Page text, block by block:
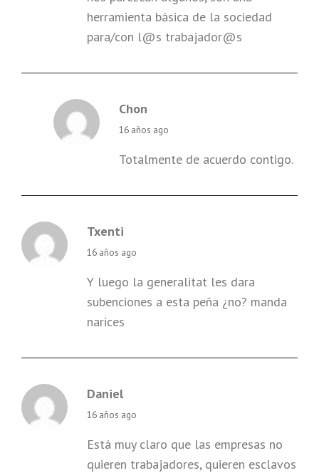
herramienta básica de la sociedad
para/con l@s trabajador@s
Chon
says:
16 años ago
Totalmente de acuerdo contigo.
Txenti
says:
16 años ago
Y luego la generalitat les dara
subenciones a esta peña ¿no? manda
narices
Daniel
says:
16 años ago
Está muy claro que las empresas no
quieren trabajadores, quieren esclavos